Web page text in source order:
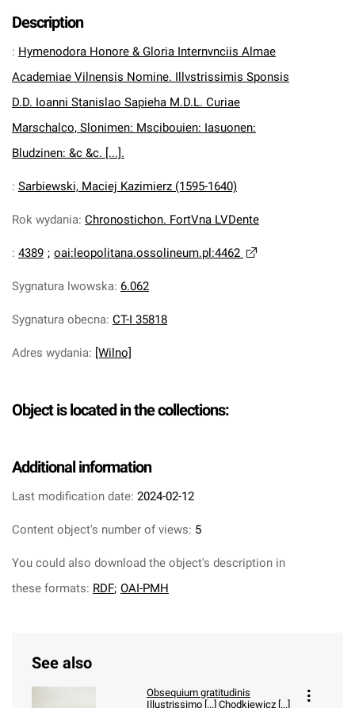
Description
: Hymenodora Honore & Gloria Internvnciis Almae
Academiae Vilnensis Nomine. Illvstrissimis Sponsis
D.D. Ioanni Stanislao Sapieha M.D.L. Curiae
Marschalco, Slonimen: Mscibouien: Iasuonen:
Bludzinen: &c &c. [...].
: Sarbiewski, Maciej Kazimierz (1595-1640)
Rok wydania: Chronostichon. FortVna LVDente
: 4389 ; oai:leopolitana.ossolineum.pl:4462
Sygnatura lwowska: 6.062
Sygnatura obecna: CT-I 35818
Adres wydania: [Wilno]
Object is located in the collections:
Additional information
Last modification date: 2024-02-12
Content object's number of views: 5
You could also download the object's description in
these formats: RDF; OAI-PMH
See also
Obsequium gratitudinis
Illustrissimo [...] Chodkiewicz [...]